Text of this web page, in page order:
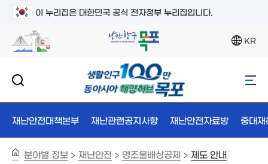
이 누리집은 대한민국 공식 전자정부 누리집입니다.
KR
재난안전대책본부 재난관련공지사항 재난안전자료방 중대재
분야별 정보 > 재난안전 > 영조물배상공제 > 제도 안내